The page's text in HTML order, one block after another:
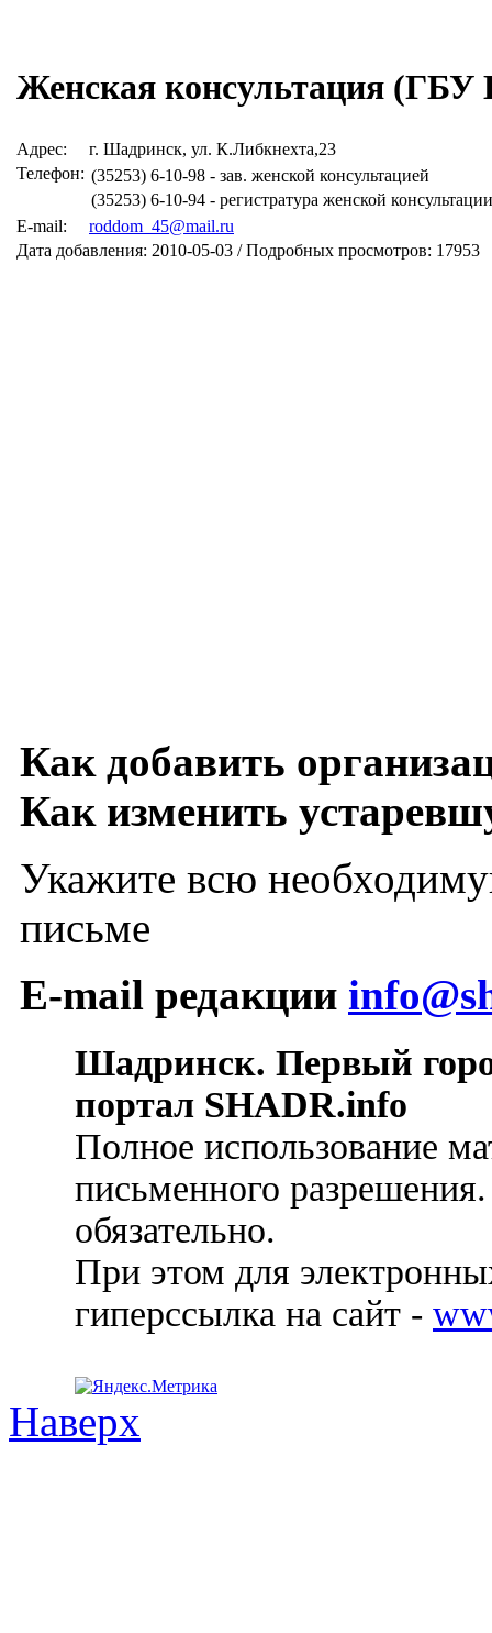
Женская консультация
Адрес:
г. Шадринск, ул. К.Либкнехта,23
Телефон: (35253) 6-10-98 - зав. женской консультацией
(35253) 6-10-94 - регистратура женской консультации
E-mail:
roddom_45@mail.ru
Дата добавления: 2010-05-03 / Подробных просмотров: 17953
Как добавить
Как изменить
Укажите всю
письме
E-mail редакции
Шадринск. Первый
портал SHADR.info
Полное использование
письменного
обязательно.
При этом для
гиперссылка на сайт -
Наверх